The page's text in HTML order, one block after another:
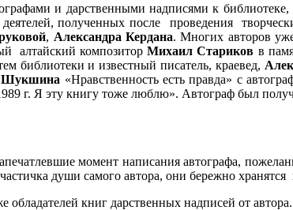
и дарственными надписями к
полученных после проведения
, Александра Кердана. Многих авторов
алтайский композиторМихаил Стариков в
библиотеки и известный писатель, краевед,
Шукшина «Нравственность есть правда» с
г. Я эту книгу тоже люблю». Автограф был
момент написания автографа,
души самого автора, они бережно хранятся
книг дарственных надписей от автора.